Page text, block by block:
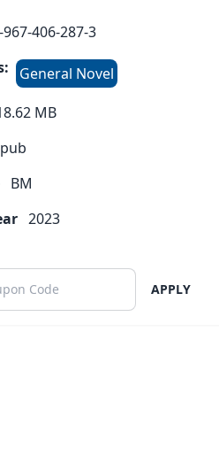
406-287-3
General Novel
MB
BM
2023
APPLY